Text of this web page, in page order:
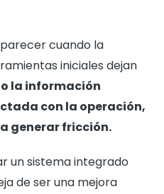
cuando la
iniciales dejan
la información
con la operación,
generar fricción.
un sistema integrado
de ser una mejora